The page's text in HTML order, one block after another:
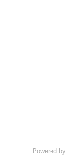
Powered by